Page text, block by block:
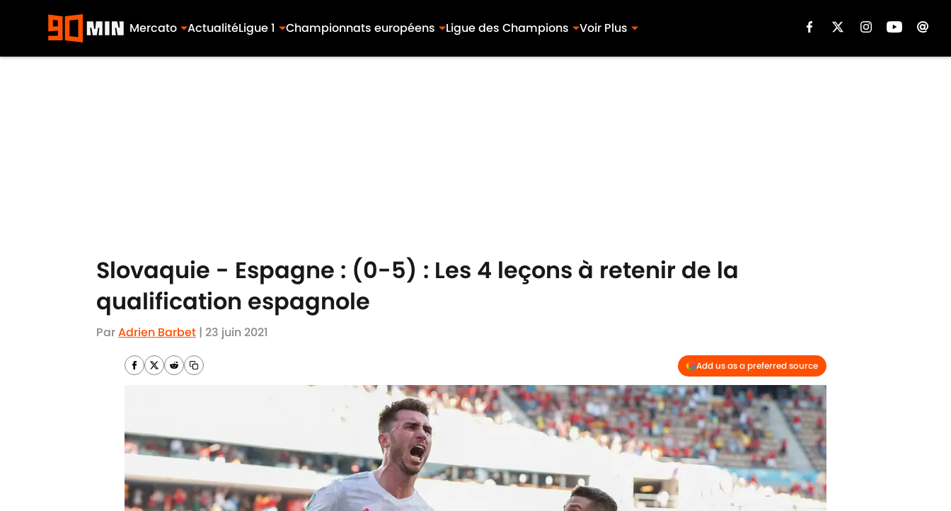
Mercato ActualitéLigue 1 Championnats européens Ligue des Champions Voir Plus
Slovaquie - Espagne : (0-5) : Les 4 leçons à retenir de la
qualification espagnole
ParAdrien Barbet | 23 juin 2021
Add us as a preferred source